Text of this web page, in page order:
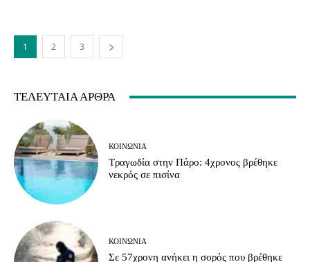
1 2 3
ΤΕΛΕΥΤΑΊΑ ΆΡΘΡΑ
ΚΟΙΝΩΝΊΑ
Τραγωδία στην Πάρο: 4χρονος βρέθηκε
νεκρός σε πισίνα
ΚΟΙΝΩΝΊΑ
Σε 57χρονη ανήκει η σορός που βρέθηκε